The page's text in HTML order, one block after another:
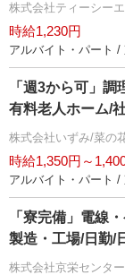
株式会社ティーシー
時給1,230円
アルバイト・パート /
「週3から可」
有料老人ホーム/
株式会社いずみ/菜の
時給1,350円～
アルバイト・パート /
「寮完備」電線
製造・工場/日勤/
株式会社京栄センター